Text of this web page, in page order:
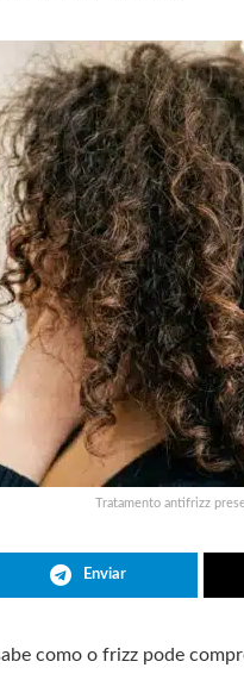
Tratamento antifrizz
Enviar
como o frizz pode